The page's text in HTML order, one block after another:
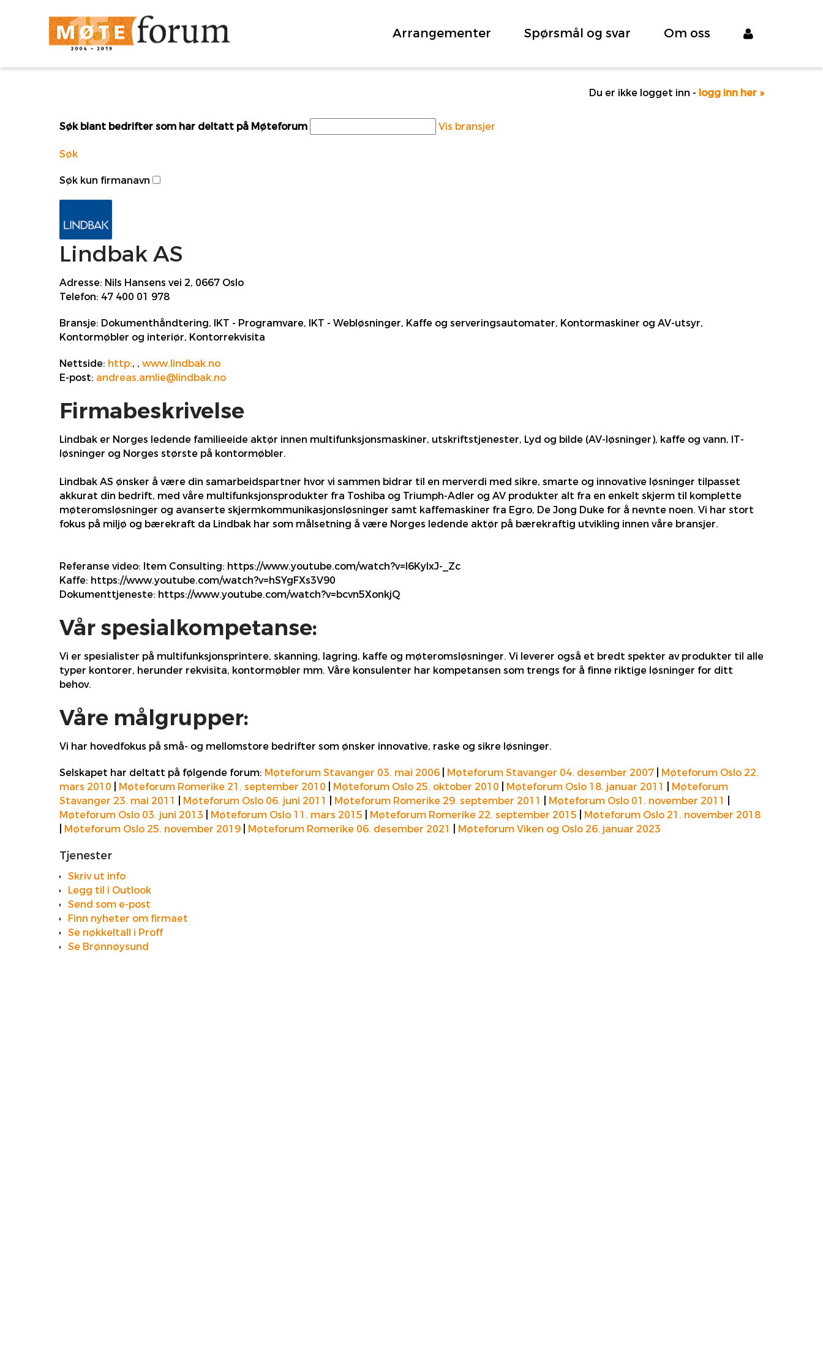
Arrangementer Spørsmål og svar Om oss
Du er ikke logget inn - logg inn her »
Søk blant bedrifter som har deltatt på Møteforum Vis bransjer
Søk
Søk kun firmanavn
Lindbak AS
Adresse: Nils Hansens vei 2, 0667 Oslo
Telefon: 47 400 01 978
Bransje: Dokumenthåndtering, IKT - Programvare, IKT - Webløsninger, Kaffe og serveringsautomater, Kontormaskiner og AV-utsyr,
Kontormøbler og interiør, Kontorrekvisita
Nettside: http:, , www.lindbak.no
E-post: andreas.amlie@lindbak.no
Firmabeskrivelse
Lindbak er Norges ledende familieeide aktør innen multifunksjonsmaskiner, utskriftstjenester, Lyd og bilde (AV-løsninger), kaffe og vann, IT-
løsninger og Norges største på kontormøbler.
Lindbak AS ønsker å være din samarbeidspartner hvor vi sammen bidrar til en merverdi med sikre, smarte og innovative løsninger tilpasset
akkurat din bedrift, med våre multifunksjonsprodukter fra Toshiba og Triumph-Adler og AV produkter alt fra en enkelt skjerm til komplette
møteromsløsninger og avanserte skjermkommunikasjonsløsninger samt kaffemaskiner fra Egro, De Jong Duke for å nevnte noen. Vi har stort
fokus på miljø og bærekraft da Lindbak har som målsetning å være Norges ledende aktør på bærekraftig utvikling innen våre bransjer.
Referanse video: Item Consulting: https://www.youtube.com/watch?v=l6KylxJ-_Zc
Kaffe: https://www.youtube.com/watch?v=hSYgFXs3V90
Dokumenttjeneste: https://www.youtube.com/watch?v=bcvn5XonkjQ
Vår spesialkompetanse:
Vi er spesialister på multifunksjonsprintere, skanning, lagring, kaffe og møteromsløsninger. Vi leverer også et bredt spekter av produkter til alle
typer kontorer, herunder rekvisita, kontormøbler mm. Våre konsulenter har kompetansen som trengs for å finne riktige løsninger for ditt
behov.
Våre målgrupper:
Vi har hovedfokus på små- og mellomstore bedrifter som ønsker innovative, raske og sikre løsninger.
Selskapet har deltatt på følgende forum: Møteforum Stavanger 03. mai 2006 Møteforum Stavanger 04. desember 2007
Møteforum Oslo 22.
mars 2010
Møteforum Romerike 21. september 2010 Møteforum Oslo 25. oktober 2010 Møteforum Oslo 18. januar 2011
Møteforum
Stavanger 23. mai 2011
Møteforum Oslo 06. juni 2011 Møteforum Romerike 29. september 2011 Møteforum Oslo 01. november 2011
Møteforum Oslo 03. juni 2013
Møteforum Oslo 11. mars 2015 Møteforum Romerike 22. september 2015
Møteforum Oslo 21. november 2018
Møteforum Oslo 25. november 2019 Møteforum Romerike 06. desember 2021 Møteforum Viken og Oslo 26. januar 2023
Tjenester
Skriv ut info
Legg til i Outlook
Send som e-post
Finn nyheter om firmaet
Se nøkkeltall i Proff
Se Brønnøysund